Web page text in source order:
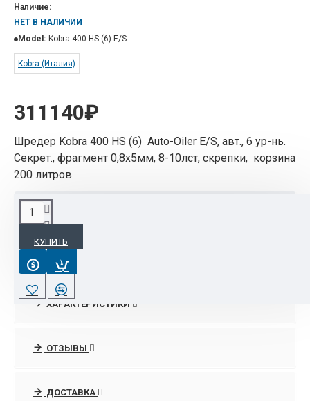
311140₽
Наличие:
НЕТ В НАЛИЧИИ
Model: Kobra 400 HS (6) E/S
Kobra (Италия)
Шредер Kobra 400 HS (6) Auto-Oiler E/S, авт., 6 ур-нь.
Секрет., фрагмент 0,8х5мм, 8-10лст, скрепки, корзина
200 литров
КУПИТЬ
ОПИСАНИЕ
Kobra 400 (6) HS
принятую в Соединенных Штатах Америки,
ХАРАКТЕРИСТИКИ
ОТЗЫВЫ
ДОСТАВКА